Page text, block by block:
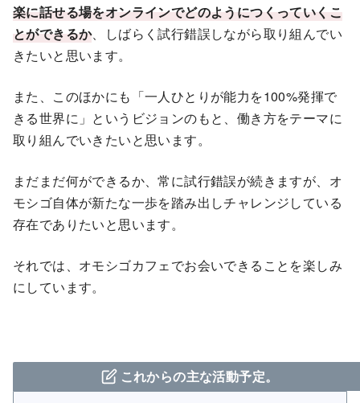
楽に話せる場をオンラインでどのようにつくっていくこ
とができるか、しばらく試行錯誤しながら取り組んでい
きたいと思います。
また、このほかにも「一人ひとりが能力を100%発揮で
きる世界に」というビジョンのもと、働き方をテーマに
取り組んでいきたいと思います。
まだまだ何ができるか、常に試行錯誤が続きますが、オ
モシゴ自体が新たな一歩を踏み出しチャレンジしている
存在でありたいと思います。
それでは、オモシゴカフェでお会いできることを楽しみ
にしています。
これからの主な活動予定。